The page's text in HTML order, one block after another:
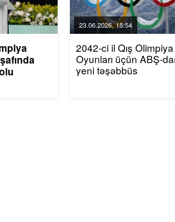
23.06.2026, 15:54
2042-ci il Qış Olimpiya
Oyunları üçün ABŞ-
yeni təşəbbüs